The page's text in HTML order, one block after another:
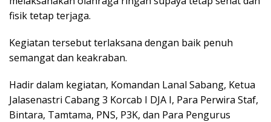
fisik tetap terjaga.
Kegiatan tersebut terlaksana dengan baik penuh
semangat dan keakraban.
Hadir dalam kegiatan, Komandan Lanal Sabang, Ketua
Jalasenastri Cabang 3 Korcab I DJA I, Para Perwira Staf,
Bintara, Tamtama, PNS, P3K, dan Para Pengurus